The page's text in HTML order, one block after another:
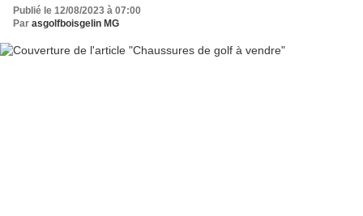
Publié le 12/08/2023 à 07:00
Par asgolfboisgelin MG